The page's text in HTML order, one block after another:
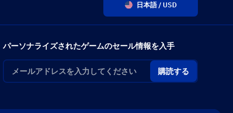
日本語 / USD
パーソナライズされたゲームのセール情報を入手
購読する